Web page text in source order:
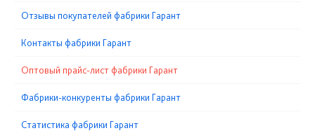
Отзывы покупателей фабрики Гарант
Контакты фабрики Гарант
Оптовый прайс-лист фабрики Гарант
Фабрики-конкуренты фабрики Гарант
Статистика фабрики Гарант